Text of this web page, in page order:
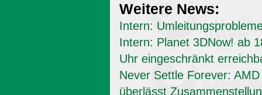
Weitere News:
Intern:
Intern: Planet 3DNow! ab
Uhr eingeschränkt
Never Settle Forever: AMD
überlässt